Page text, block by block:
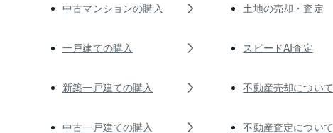
中古マンションの購入
一戸建ての購入
新築一戸建ての購入
中古一戸建ての購入
土地の売却・査定
スピードAI査定
不動産売却について
不動産査定について